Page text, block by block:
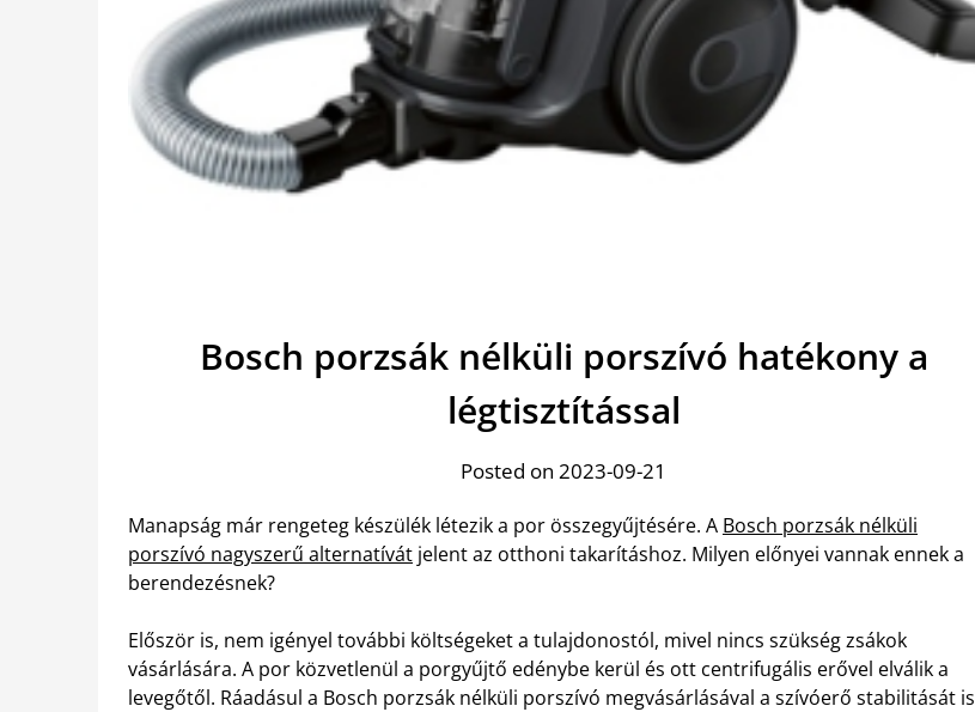
Bosch porzsák nélküli porszívó hatékony a
légtisztítással
Posted on 2023-09-21
Manapság már rengeteg készülék létezik a por összegyűjtésére. A Bosch porzsák nélküli
porszívó nagyszerű alternatívát jelent az otthoni takarításhoz. Milyen előnyei vannak ennek a
berendezésnek?
Először is, nem igényel további költségeket a tulajdonostól, mivel nincs szükség zsákok
vásárlására. A por közvetlenül a porgyűjtő edénybe kerül és ott centrifugális erővel elválik a
levegőtől. Ráadásul a Bosch porzsák nélküli porszívó megvásárlásával a szívóerő stabilitását is